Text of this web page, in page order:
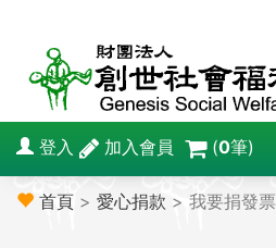
登入 加入會員 (0筆)
首頁 > 愛心捐款 > 我要捐發票